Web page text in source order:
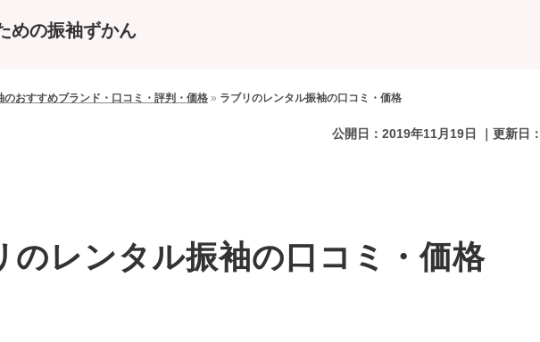
めの振袖ずかん
のおすすめブランド・口コミ・評判・価格 » ラブリのレンタル振袖の口コミ・価格
公開日： 2019年11月19日 ｜更新日：
のレンタル振袖の口コミ・価格